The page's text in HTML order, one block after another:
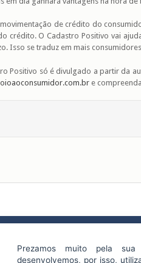
de crédito do
crédito. O Cadastro Positivo vai
Isso se traduz em mais
Positivo só é divulgado a partir da
e
É assim desde 1955 quando foi
prestados ao comércio,
Prezamos muito pela
desenvolvemos, por isso,